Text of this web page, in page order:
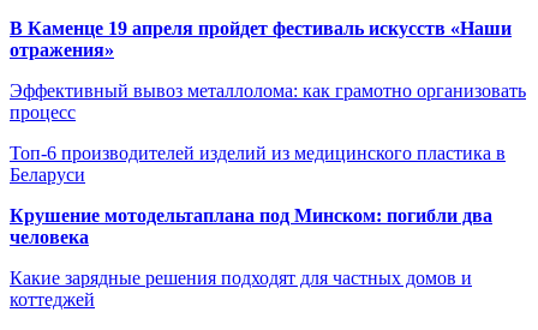
В Каменце 19 апреля пройдет фестиваль искусств «Наши
отражения»
Эффективный вывоз металлолома: как грамотно организовать
процесс
Топ-6 производителей изделий из медицинского пластика в
Беларуси
Крушение мотодельтаплана под Минском: погибли два
человека
Какие зарядные решения подходят для частных домов и
коттеджей